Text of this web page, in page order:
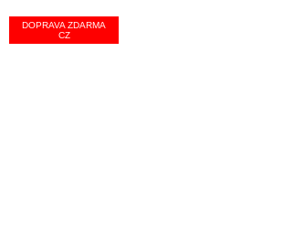
DOPRAVA ZDARMA
CZ